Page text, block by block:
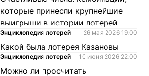
которые принесли крупнейшие
выигрыши в истории лотерей
Энциклопедия лотерей 26 мая 2026 19:00
Какой была лотерея Казановы
Энциклопедия лотерей 10 июня 2026 22:00
Можно ли просчитать